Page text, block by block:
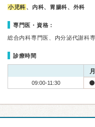
小児科 、内科、胃腸科、外科
専門医・資格：
総合内科専門医、内分泌代謝科
診療時間
月
09:00-11:30